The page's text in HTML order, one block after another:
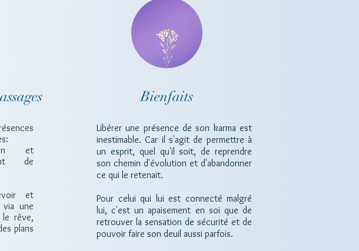
et
de
et
via une
rêve,
plans
Bienfaits
Libérer une présence de son karma est
inestimable. Car il s'agit de permettre à
un esprit, quel qu'il soit, de reprendre
son chemin d'évolution et d'abandonner
ce qui le retenait.
Pour celui qui lui est connecté malgré
lui, c'est un apaisement en soi que de
retrouver la sensation de sécurité et de
pouvoir faire son deuil aussi parfois.